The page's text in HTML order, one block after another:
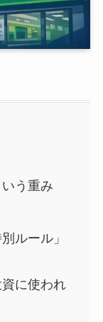
う重み
ルール」
に使われ